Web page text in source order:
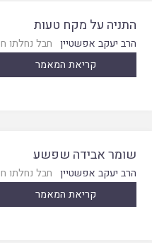
התניה על מקח טעות
הרב יעקב אפשטיין חבל נחלתו ח
קריאת המאמר
שומר אבידה שפשע
הרב יעקב אפשטיין חבל נחלתו ח
קריאת המאמר